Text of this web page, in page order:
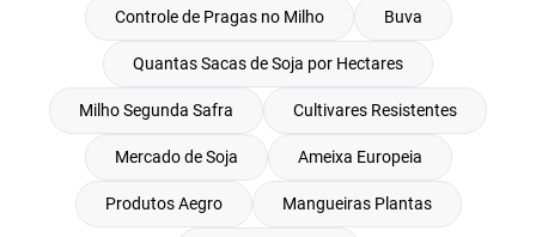
Controle de Pragas no Milho Buva
Quantas Sacas de Soja por Hectares
Milho Segunda Safra Cultivares Resistentes
Mercado de Soja Ameixa Europeia
Produtos Aegro Mangueiras Plantas